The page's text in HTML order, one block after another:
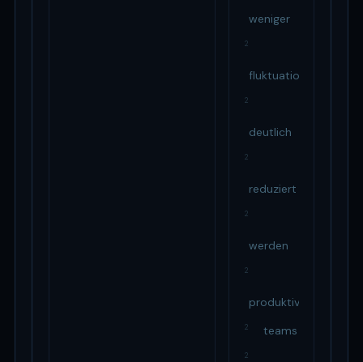
weniger
2
fluktuation
2
deutlich
2
reduziert
2
werden
2
produktivität
2 teams
2